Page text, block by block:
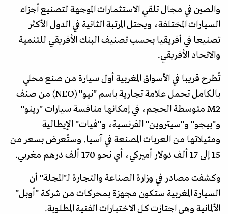
والصين في مجال تلقي الاستثمارات الموجهة لتصنيع أجزاء
السيارات المختلفة، ويحتل المرتبة الثانية في الدول الأكثر
تصنيعا في أفريقيا بحسب تصنيف البنك الأفريقي للتنمية
والاتحاد الأفريقي.
تُطرح قريبا في الأسواق المغربية أول سيارة من صنع محلي
بالكامل تحمل علامة تجارية باسم "نيو" (NEO) من صنف
M2 متوسطة الحجم، في إمكانها منافسة سيارات "رينو"
و"بيجو" و"سيتروين" الفرنسية، و"فيات" الإيطالية
ومثيلاتها من العربات المصنعة في آسيا. وستُعرض بسعر من
15 إلى 17 ألف دولار أميركي، أي نحو 170 ألف درهم مغربي.
وكشفت مصادر في وزارة الصناعة والتجارة لـ"المجلة" أن
السيارة المغربية ستكون مجهزة بمحركات من شركة "أوبل"
الألمانية وهي اجتازت كل الاختبارات الفنية المطلوبة.